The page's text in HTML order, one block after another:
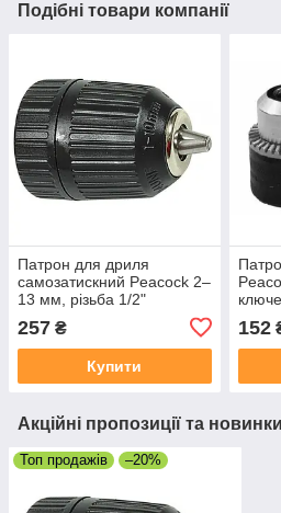
Подібні товари компанії
Патрон для дриля
самозатискний Peacock 2–
13 мм, різьба 1/2"
257 ₴
Купити
152
Акційні пропозиції та новинки
Топ продажів –20%